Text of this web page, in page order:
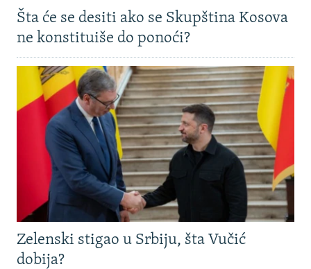
Šta će se desiti ako se Skupština Kosova
ne konstituiše do ponoći?
Zelenski stigao u Srbiju, šta Vučić
dobija?